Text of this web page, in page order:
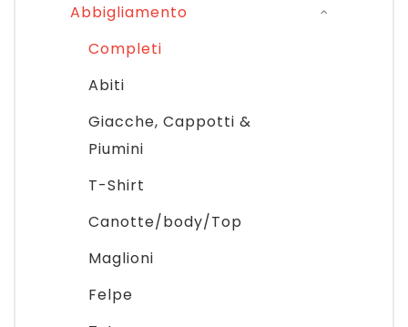
Abbigliamento
Completi
Abiti
Giacche, Cappotti &
Piumini
T-Shirt
Canotte/body/Top
Maglioni
Felpe